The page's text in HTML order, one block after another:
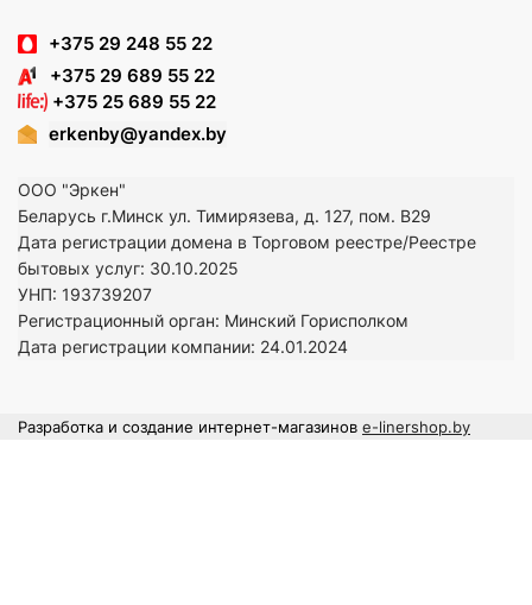
+375 29 248 55 22
+375 29 689 55 22
+375 25 689 55 22
erkenby@yandex.by
ООО "Эркен"
Беларусь г.Минск ул. Тимирязева, д. 127, пом. В29
Дата регистрации домена в Торговом реестре/Реестре
бытовых услуг: 30.10.2025
УНП: 193739207
Регистрационный орган: Минский Горисполком
Дата регистрации компании: 24.01.2024
Разработка и создание интернет-магазинов e-linershop.by